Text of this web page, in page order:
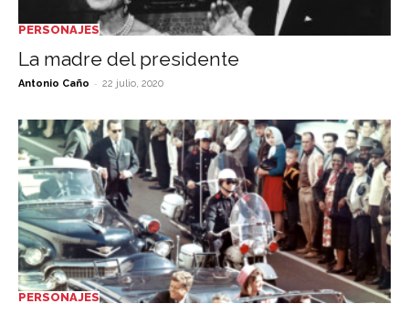
PERSONAJES
La madre del presidente
Antonio Caño - 22 julio, 2020
PERSONAJES